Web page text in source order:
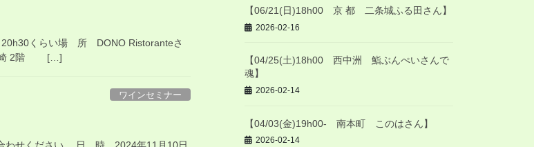
くらい場 所 DONO Ristoranteさ
崎 2階 […]
ワインセミナー
わせください。 日 時 2024年11月10日
【06/21(日)18h00 京 都 二条城ふる田さん】
2026-02-16
【04/25(土)18h00 西中洲 鮨ぶんぺいさんで
魂】
2026-02-14
【04/03(金)19h00- 南本町 このはさん】
2026-02-14